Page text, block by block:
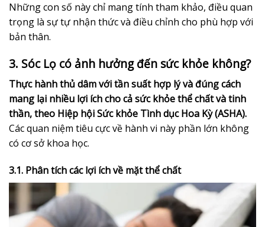
Những con số này chỉ mang tính tham khảo, điều quan
trọng là sự tự nhận thức và điều chỉnh cho phù hợp với
bản thân.
3. Sóc Lọ có ảnh hưởng đến sức khỏe không?
Thực hành thủ dâm với tần suất hợp lý và đúng cách
mang lại nhiều lợi ích cho cả sức khỏe thể chất và tinh
thần, theo Hiệp hội Sức khỏe Tình dục Hoa Kỳ (ASHA).
Các quan niệm tiêu cực về hành vi này phần lớn không
có cơ sở khoa học.
3.1. Phân tích các lợi ích về mặt thể chất